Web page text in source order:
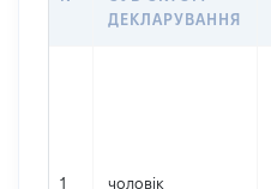
ДЕКЛАРУВАННЯ
1 чоловік